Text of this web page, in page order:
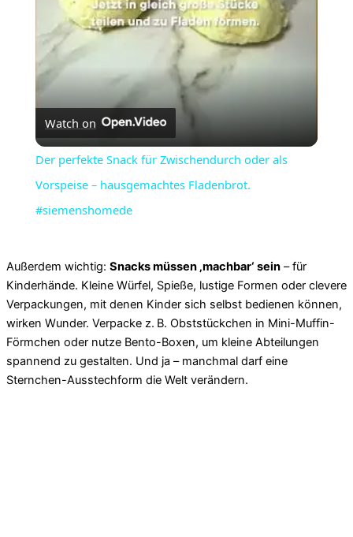
Watch on
Der perfekte Snack für Zwischendurch oder als
Vorspeise – hausgemachtes Fladenbrot.
#siemenshomede
Außerdem wichtig: Snacks müssen ‚machbar‘ sein – für
Kinderhände. Kleine Würfel, Spieße, lustige Formen oder clevere
Verpackungen, mit denen Kinder sich selbst bedienen können,
wirken Wunder. Verpacke z. B. Obststückchen in Mini-Muffin-
Förmchen oder nutze Bento-Boxen, um kleine Abteilungen
spannend zu gestalten. Und ja – manchmal darf eine
Sternchen-Ausstechform die Welt verändern.